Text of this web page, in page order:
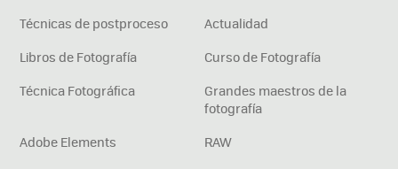
Técnicas de postproceso
Actualidad
Libros de Fotografía
Curso de Fotografía
Técnica Fotográfica
Grandes maestros de la
fotografía
Adobe Elements
RAW